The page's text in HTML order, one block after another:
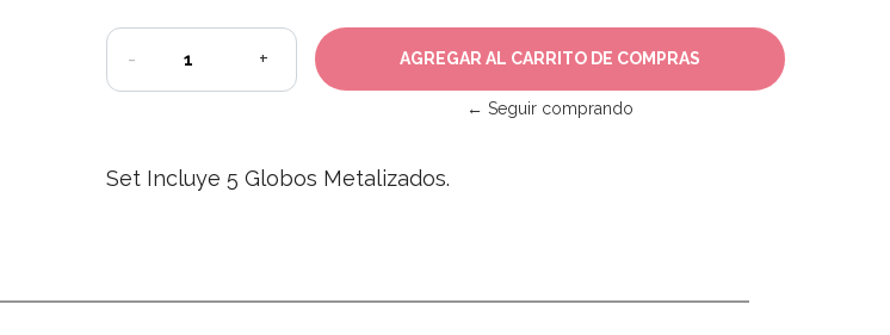
- +
← Seguir comprando
Set Incluye 5 Globos Metalizados.